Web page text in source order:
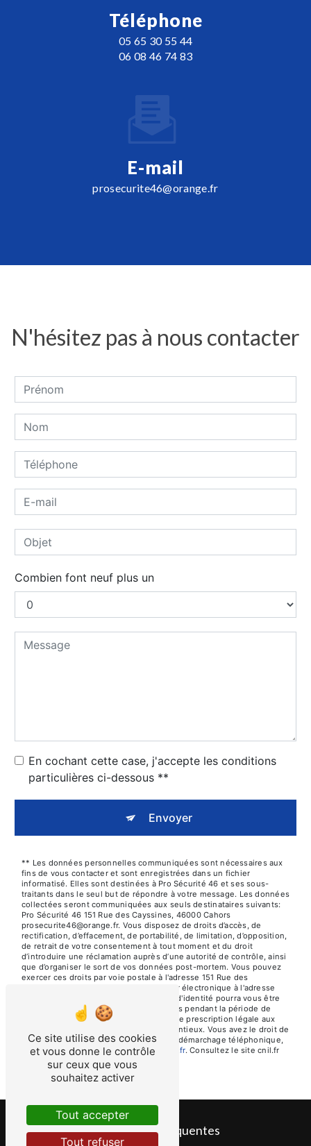
Téléphone
05 65 30 55 44
06 08 46 74 83
E-mail
prosecurite46@orange.fr
N'hésitez pas à nous contacter
Combien font neuf plus un
En cochant cette case, j'accepte les conditions
particulières ci-dessous **
Envoyer
** Les données personnelles communiquées sont nécessaires aux
fins de vous contacter et sont enregistrées dans un fichier
informatisé. Elles sont destinées à Pro Sécurité 46 et ses sous-
traitants dans le seul but de répondre à votre message. Les données
collectées seront communiquées aux seuls destinataires suivants:
Pro Sécurité 46 151 Rue des Cayssines, 46000 Cahors
prosecurite46@orange.fr. Vous disposez de droits d’accès, de
rectification, d’effacement, de portabilité, de limitation, d’opposition,
de retrait de votre consentement à tout moment et du droit
d’introduire une réclamation auprès d’une autorité de contrôle, ainsi
que d’organiser le sort de vos données post-mortem. Vous pouvez
exercer ces droits par voie postale à l'adresse 151 Rue des
Cayssines, 46000 Cahors ou par courrier électronique à l'adresse
prosecurite46@orange.fr. Un justificatif d'identité pourra vous être
demandé. Nous conservons vos données pendant la période de
prise de contact puis pendant la durée de prescription légale aux
fins probatoires et de gestion des contentieux. Vous avez le droit de
vous inscrire sur la liste d'opposition au démarchage téléphonique,
disponible à cette adresse:Bloctel.gouv.fr. Consultez le site cnil.fr
pour plus d’informations sur vos droits.
Recherches fréquentes
Ce site utilise des cookies
et vous donne le contrôle
sur ceux que vous
souhaitez activer
Tout accepter
Tout refuser